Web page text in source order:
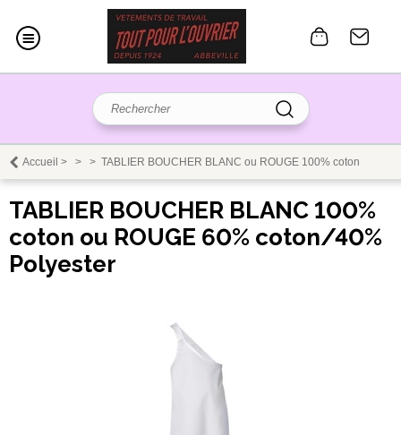
Accueil > > > TABLIER BOUCHER BLANC ou ROUGE 100% coton
TABLIER BOUCHER BLANC 100%
coton ou ROUGE 60% coton/40%
Polyester